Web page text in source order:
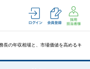
長の年収相場と、市場価値を高めるキ